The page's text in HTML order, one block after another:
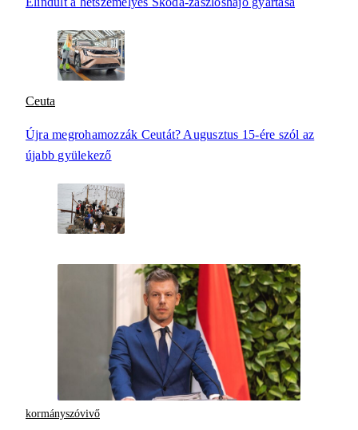
Ceuta
Újra megrohamozzák Ceutát? Augusztus 15-ére szól az
újabb gyülekező
kormányszóvivő